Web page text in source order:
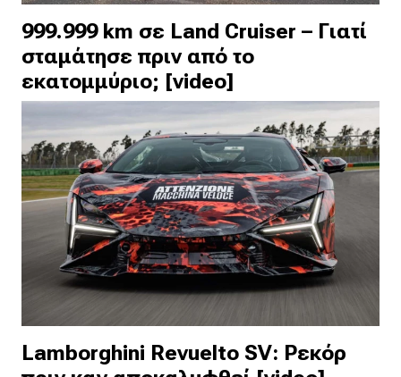
999.999 km σε Land Cruiser – Γιατί
σταμάτησε πριν από το
εκατομμύριο; [video]
Lamborghini Revuelto SV: Ρεκόρ